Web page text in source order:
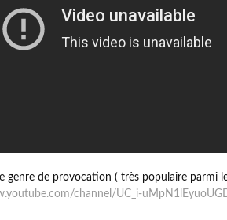
genre de provocation ( très populaire parmi
channel/UC_i-